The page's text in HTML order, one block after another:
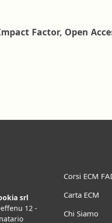
Factor, Open
srl
12 -
Corsi ECM
Carta ECM
Chi Siamo